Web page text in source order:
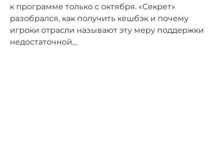
к программе только с октября. «Секрет»
разобрался, как получить кешбэк и почему
игроки отрасли называют эту меру поддержки
недостаточной._